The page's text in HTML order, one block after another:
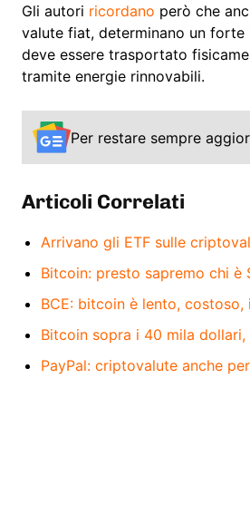
Gli autori ricordano però che
valute fiat, determinano un
deve essere trasportato
tramite energie rinnovabili.
Per restare sempre
Articoli Correlati
Arrivano gli ETF sulle
Bitcoin: presto sapremo chi è
BCE: bitcoin è lento,
Bitcoin sopra i 40 mila
PayPal: criptovalute anche